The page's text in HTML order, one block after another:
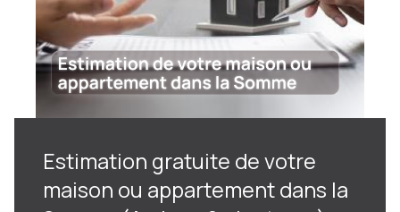
Estimation gratuite de votre
maison ou appartement dans la